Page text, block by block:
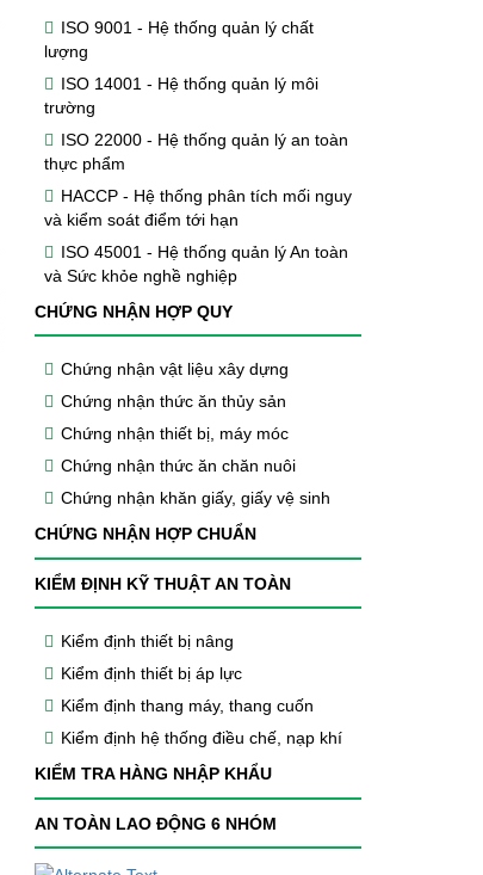
ISO 9001 - Hệ thống quản lý chất
lượng
ISO 14001 - Hệ thống quản lý môi
trường
ISO 22000 - Hệ thống quản lý an toàn
thực phẩm
HACCP - Hệ thống phân tích mối nguy
và kiểm soát điểm tới hạn
ISO 45001 - Hệ thống quản lý An toàn
và Sức khỏe nghề nghiệp
CHỨNG NHẬN HỢP QUY
Chứng nhận vật liệu xây dựng
Chứng nhận thức ăn thủy sản
Chứng nhận thiết bị, máy móc
Chứng nhận thức ăn chăn nuôi
Chứng nhận khăn giấy, giấy vệ sinh
CHỨNG NHẬN HỢP CHUẨN
KIỂM ĐỊNH KỸ THUẬT AN TOÀN
Kiểm định thiết bị nâng
Kiểm định thiết bị áp lực
Kiểm định thang máy, thang cuốn
Kiểm định hệ thống điều chế, nạp khí
KIỂM TRA HÀNG NHẬP KHẨU
AN TOÀN LAO ĐỘNG 6 NHÓM